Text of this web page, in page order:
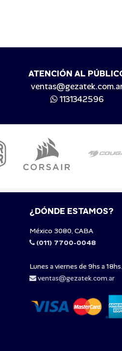
ATENCIÓN AL
1131342596
¿DÓNDE ESTAMOS?
México 3080, CABA
(011) 7700-0048
Lunes a viernes de 9hs a
ventas@gezatek.com.ar